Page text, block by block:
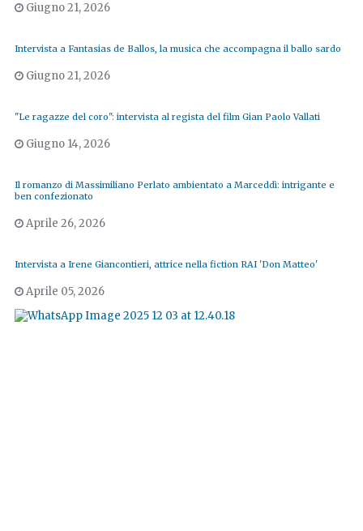
Giugno 21, 2026
Intervista a Fantasias de Ballos, la musica che accompagna il ballo sardo
Giugno 21, 2026
"Le ragazze del coro": intervista al regista del film Gian Paolo Vallati
Giugno 14, 2026
Il romanzo di Massimiliano Perlato ambientato a Marceddì: intrigante e
ben confezionato
Aprile 26, 2026
Intervista a Irene Giancontieri, attrice nella fiction RAI 'Don Matteo'
Aprile 05, 2026